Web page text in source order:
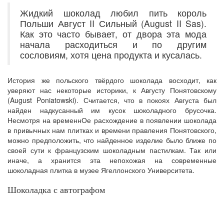
Жидкий шоколад любил пить король
Польши Август II Сильный (August II Sas).
Как это часто бывает, от двора эта мода
начала расходиться и по другим
сословиям, хотя цена продукта и кусалась.
История же польского твёрдого шоколада восходит, как
уверяют нас некоторые историки, к Августу Понятовскому
(August Poniatowski). Считается, что в покоях Августа был
найден надкусанный им кусок шоколадного брусочка.
Несмотря на временнОе расхождение в появлении шоколада
в привычных нам плитках и времени правления Понятовского,
можно предположить, что найденное изделие было ближе по
своей сути к французским шоколадным пастилкам. Так или
иначе, а хранится эта непохожая на современные
шоколадная плитка в музее Ягеллонского Университета.
Шоколадка с автографом